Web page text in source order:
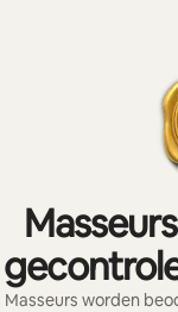
Masseurs worden